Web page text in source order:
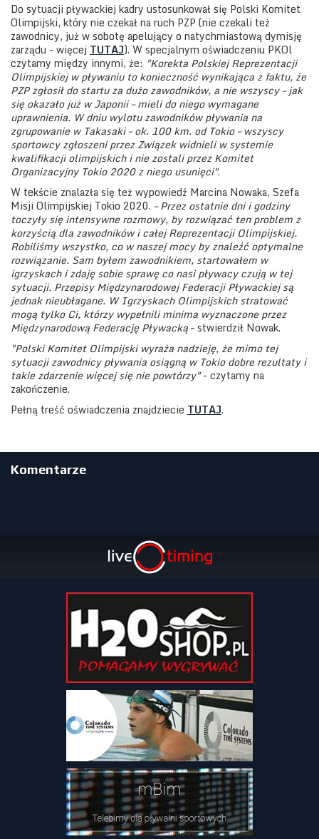
Do sytuacji pływackiej kadry ustosunkował się Polski Komitet
Olimpijski, który nie czekał na ruch PZP (nie czekali też
zawodnicy, już w sobotę apelujący o natychmiastową dymisję
zarządu - więcej TUTAJ). W specjalnym oświadczeniu PKOl
czytamy między innymi, że: "Korekta Polskiej Reprezentacji
Olimpijskiej w pływaniu to konieczność wynikająca z faktu, że
PZP zgłosił do startu za dużo zawodników, a nie wszyscy – jak
się okazało już w Japonii – mieli do niego wymagane
uprawnienia. W dniu wylotu zawodników pływania na
zgrupowanie w Takasaki – ok. 100 km. od Tokio – wszyscy
sportowcy zgłoszeni przez Związek widnieli w systemie
kwalifikacji olimpijskich i nie zostali przez Komitet
Organizacyjny Tokio 2020 z niego usunięci".
W tekście znalazła się też wypowiedź Marcina Nowaka, Szefa
Misji Olimpijskiej Tokio 2020. – Przez ostatnie dni i godziny
toczyły się intensywne rozmowy, by rozwiązać ten problem z
korzyścią dla zawodników i całej Reprezentacji Olimpijskiej.
Robiliśmy wszystko, co w naszej mocy by znaleźć optymalne
rozwiązanie. Sam byłem zawodnikiem, startowałem w
igrzyskach i zdaję sobie sprawę co nasi pływacy czują w tej
sytuacji. Przepisy Międzynarodowej Federacji Pływackiej są
jednak nieubłagane. W Igrzyskach Olimpijskich stratować
mogą tylko Ci, którzy wypełnili minima wyznaczone przez
Międzynarodową Federację Pływacką– stwierdził Nowak.
"Polski Komitet Olimpijski wyraża nadzieję, że mimo tej
sytuacji zawodnicy pływania osiągną w Tokio dobre rezultaty i
takie zdarzenie więcej się nie powtórzy"- czytamy na
zakończenie.
Pełną treść oświadczenia znajdziecie TUTAJ.
Komentarze